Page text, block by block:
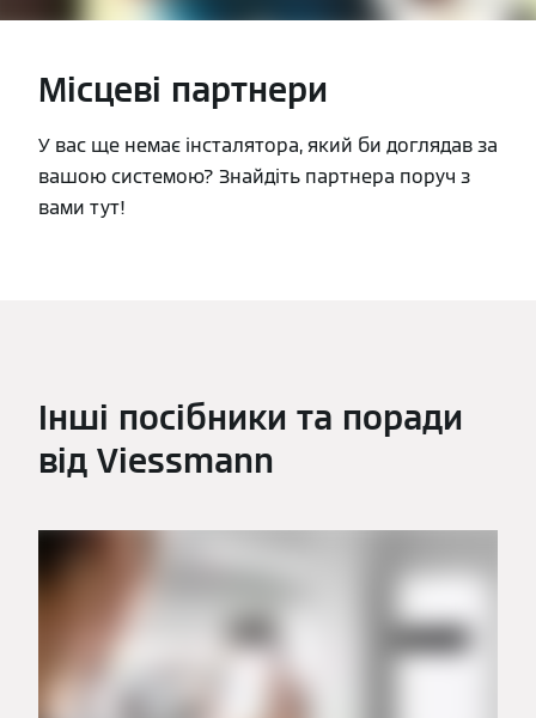
Місцеві партнери
У вас ще немає інсталятора, який би доглядав за
вашою системою? Знайдіть партнера поруч з
вами тут!
Інші посібники та поради
від Viessmann